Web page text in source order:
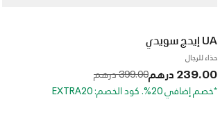
UA إيدج سويدي
حذاء للرجال
239.00 درهم Price reduced from
399.00 درهم
to
*خصم إضافي 20%. كود الخصم: EXTRA20